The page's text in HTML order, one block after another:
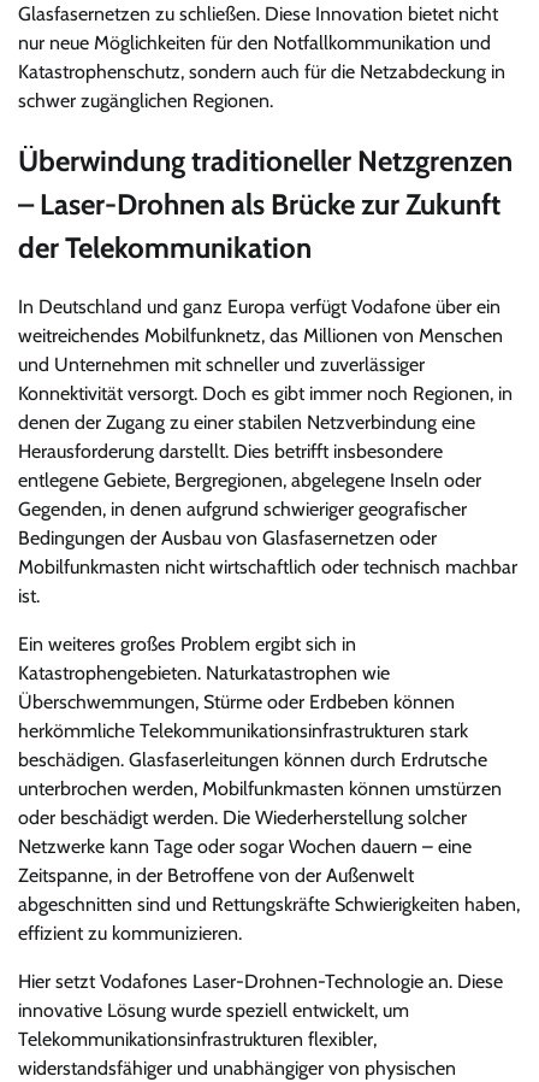
Glasfasernetzen zu schließen. Diese Innovation bietet nicht
nur neue Möglichkeiten für den Notfallkommunikation und
Katastrophenschutz, sondern auch für die Netzabdeckung in
schwer zugänglichen Regionen.
Überwindung traditioneller Netzgrenzen
– Laser-Drohnen als Brücke zur Zukunft
der Telekommunikation
In Deutschland und ganz Europa verfügt Vodafone über ein
weitreichendes Mobilfunknetz, das Millionen von Menschen
und Unternehmen mit schneller und zuverlässiger
Konnektivität versorgt. Doch es gibt immer noch Regionen, in
denen der Zugang zu einer stabilen Netzverbindung eine
Herausforderung darstellt. Dies betrifft insbesondere
entlegene Gebiete, Bergregionen, abgelegene Inseln oder
Gegenden, in denen aufgrund schwieriger geografischer
Bedingungen der Ausbau von Glasfasernetzen oder
Mobilfunkmasten nicht wirtschaftlich oder technisch machbar
ist.
Ein weiteres großes Problem ergibt sich in
Katastrophengebieten. Naturkatastrophen wie
Überschwemmungen, Stürme oder Erdbeben können
herkömmliche Telekommunikationsinfrastrukturen stark
beschädigen. Glasfaserleitungen können durch Erdrutsche
unterbrochen werden, Mobilfunkmasten können umstürzen
oder beschädigt werden. Die Wiederherstellung solcher
Netzwerke kann Tage oder sogar Wochen dauern – eine
Zeitspanne, in der Betroffene von der Außenwelt
abgeschnitten sind und Rettungskräfte Schwierigkeiten haben,
effizient zu kommunizieren.
Hier setzt Vodafones Laser-Drohnen-Technologie an. Diese
innovative Lösung wurde speziell entwickelt, um
Telekommunikationsinfrastrukturen flexibler,
widerstandsfähiger und unabhängiger von physischen